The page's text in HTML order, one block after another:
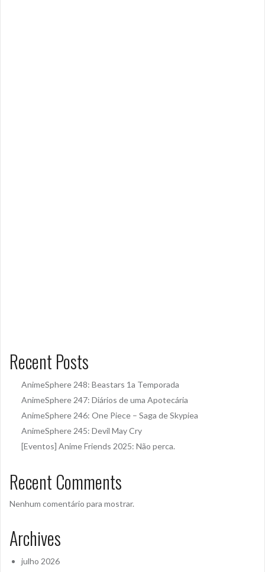
Recent Posts
AnimeSphere 248: Beastars 1a Temporada
AnimeSphere 247: Diários de uma Apotecária
AnimeSphere 246: One Piece – Saga de Skypiea
AnimeSphere 245: Devil May Cry
[Eventos] Anime Friends 2025: Não perca.
Recent Comments
Nenhum comentário para mostrar.
Archives
julho 2026